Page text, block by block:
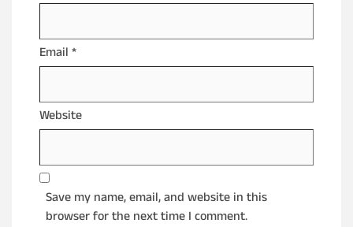
Email *
Website
Save my name, email, and website in this
browser for the next time I comment.